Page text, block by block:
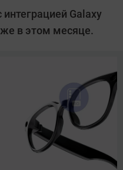
Galaxy
в этом месяце.